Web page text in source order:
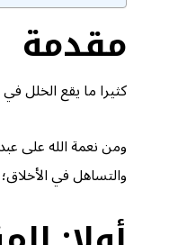
مقدمة
كثيرا ما يقع الخلل
ومن نعمة الله على
والتساهل في